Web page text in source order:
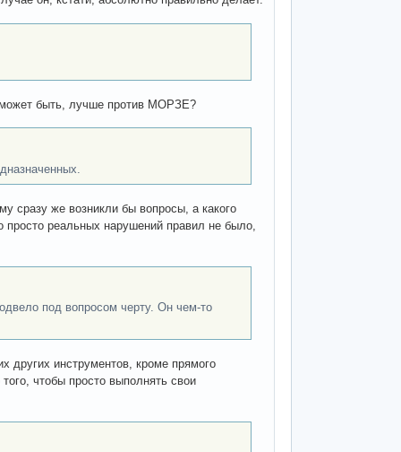
может быть, лучше против МОРЗЕ?
сразу же возникли бы вопросы, а какого
реальных нарушений правил не было,
под вопросом черту. Он чем-то
других инструментов, кроме прямого
чтобы просто выполнять свои